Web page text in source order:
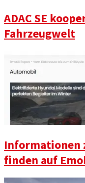
ADAC SE
Fahrzeugwelt
finden auf